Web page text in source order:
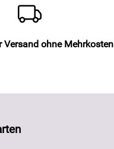
Versand ohne Mehrkosten